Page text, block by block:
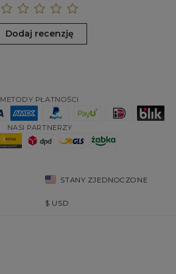
Dodaj recenzję
METODY PŁATNOŚCI
NASI PARTNERZY
STANY ZJEDNOCZONE
$ USD